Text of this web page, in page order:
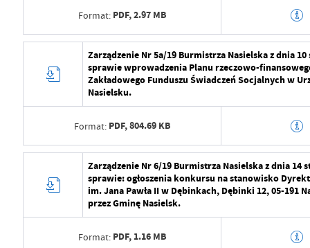
Data ostatniej aktualizacji 2024-07-29
Format: PDF,2.97 MB
Wytworzył Radosław
Opublikował Radosław
Data ostatniej aktualizacji 2024-07-29
Ostatnio zaktualizował Radosław
Zarządzenie Nr 5a/19 Burmistrza Nasielska z dnia
sprawie wprowadzenia Planu rzeczowo-
Zakładowego Funduszu Świadczeń Socjalnych w
Nasielsku.
Format: PDF,804.69 KB
Wytworzył Radosław
Data opublikowania
Opublikował Radosław
Zarządzenie Nr 6/19 Burmistrza Nasielska z dnia 14
sprawie: ogłoszenia konkursu na stanowisko
im. Jana Pawła II w Dębinkach, Dębinki 12, 05-191
przez Gminę Nasielsk.
Format: PDF, 1.16 MB